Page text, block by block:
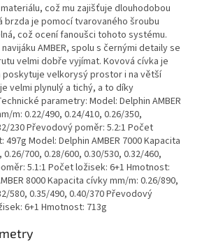
což mu zajišťuje dlouhodobou
brzda je pomocí tvarovaného šroubu
což ocení fanoušci tohoto systému.
AMBER, spolu s černými detaily se
velmi dobře vyjímat. Kovová cívka je
velkorysý prostor i na větší
velmi plynulý a tichý, a to díky
parametry: Model: Delphin AMBER
m: 0.22/490, 0.24/410, 0.26/350,
230 Převodový poměr: 5.2:1 Počet
Model: Delphin AMBER 7000 Kapacita
700, 0.28/600, 0.30/530, 0.32/460,
5.1:1 Počet ložisek: 6+1 Hmotnost:
8000 Kapacita cívky mm/m: 0.26/890,
580, 0.35/490, 0.40/370 Převodový
6+1 Hmotnost: 713g